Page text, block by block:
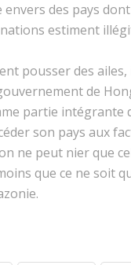
envers des pays
esti­ment
pouss­er des
de
par­tie inté­grante
son pays aux
ne peut nier que
que ce ne soit